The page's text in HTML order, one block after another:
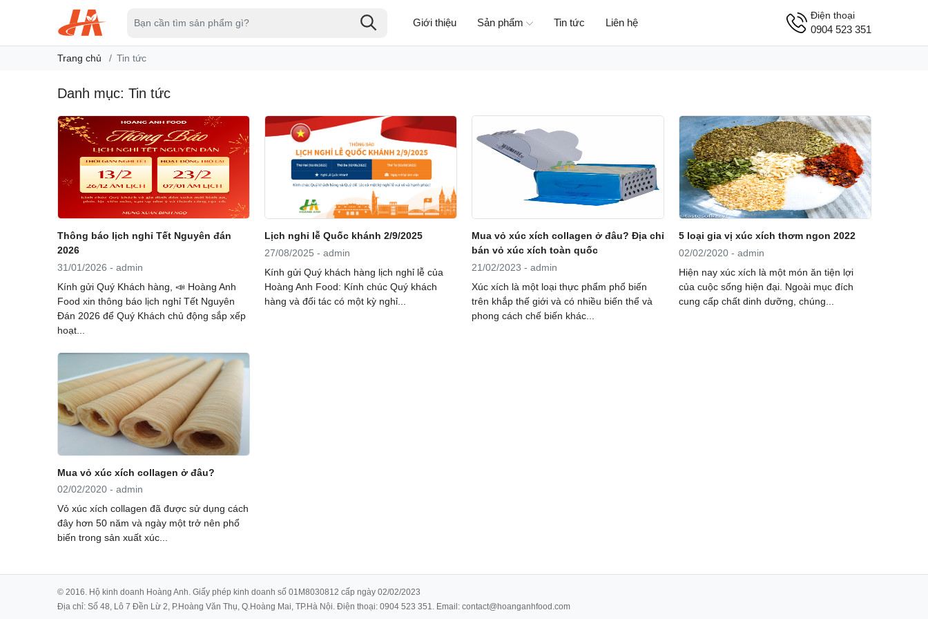
Giới thiệu Sản phẩm Tin tức Liên hệ
Điện thoại
0904 523 351
Trang chủ Tin tức
Danh mục: Tin tức
Thông báo lịch nghỉ Tết Nguyên đán
2026
31/01/2026 - admin
Kính gửi Quý Khách hàng, 📣 Hoàng Anh
Food xin thông báo lịch nghỉ Tết Nguyên
Đán 2026 để Quý Khách chủ động sắp xếp
hoạt...
Lịch nghỉ lễ Quốc khánh 2/9/2025
27/08/2025 - admin
Kính gửi Quý khách hàng lịch nghỉ lễ của
Hoàng Anh Food: Kính chúc Quý khách
hàng và đối tác có một kỳ nghỉ...
Mua vỏ xúc xích collagen ở đâu? Địa chỉ
bán vỏ xúc xích toàn quốc
21/02/2023 - admin
Xúc xích là một loại thực phẩm phổ biến
trên khắp thế giới và có nhiều biến thể và
phong cách chế biến khác...
5 loại gia vị xúc xích thơm ngon 2022
02/02/2020 - admin
Hiện nay xúc xích là một món ăn tiện lợi
của cuộc sống hiện đại. Ngoài mục đích
cung cấp chất dinh dưỡng, chúng...
Mua vỏ xúc xích collagen ở đâu?
02/02/2020 - admin
Vỏ xúc xích collagen đã được sử dụng cách
đây hơn 50 năm và ngày một trở nên phổ
biến trong sản xuất xúc...
© 2016. Hộ kinh doanh Hoàng Anh. Giấy phép kinh doanh số 01M8030812 cấp ngày 02/02/2023
Địa chỉ: Số 48, Lô 7 Đền Lừ 2, P.Hoàng Văn Thụ, Q.Hoàng Mai, TP.Hà Nội. Điện thoại: 0904 523 351. Email: contact@hoanganhfood.com